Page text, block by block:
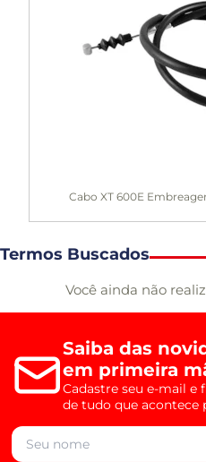
Cabo XT 600E
Termos Buscados
Você ainda não
Saiba das
em primeira
Cadastre seu e-mail e
de tudo que acontece